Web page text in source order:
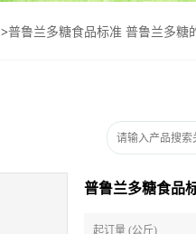
>普鲁兰多糖食品标准 普鲁兰多糖
普鲁兰多糖食品
起订量 (公斤)